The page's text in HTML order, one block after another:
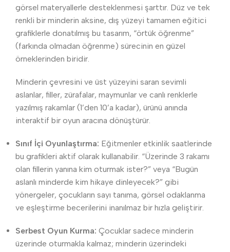
görsel materyallerle desteklenmesi şarttır. Düz ve tek
renkli bir minderin aksine, dış yüzeyi tamamen eğitici
grafiklerle donatılmış bu tasarım, “örtük öğrenme”
(farkında olmadan öğrenme) sürecinin en güzel
örneklerinden biridir.
Minderin çevresini ve üst yüzeyini saran sevimli
aslanlar, filler, zürafalar, maymunlar ve canlı renklerle
yazılmış rakamlar (1’den 10’a kadar), ürünü anında
interaktif bir oyun aracına dönüştürür.
Sınıf İçi Oyunlaştırma: Eğitmenler etkinlik saatlerinde
bu grafikleri aktif olarak kullanabilir. “Üzerinde 3 rakamı
olan fillerin yanına kim oturmak ister?” veya “Bugün
aslanlı minderde kim hikaye dinleyecek?” gibi
yönergeler, çocukların sayı tanıma, görsel odaklanma
ve eşleştirme becerilerini inanılmaz bir hızla geliştirir.
Serbest Oyun Kurma: Çocuklar sadece minderin
üzerinde oturmakla kalmaz; minderin üzerindeki